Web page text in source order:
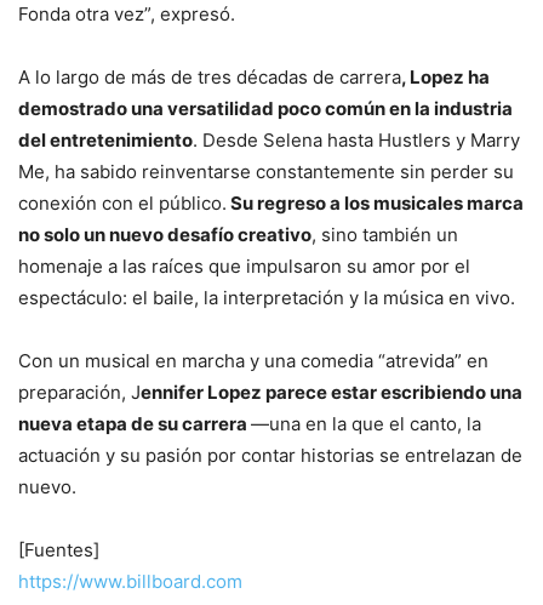
Fonda otra vez”, expresó.
A lo largo de más de tres décadas de carrera, Lopez ha
demostrado una versatilidad poco común en la industria
del entretenimiento. Desde Selena hasta Hustlers y Marry
Me, ha sabido reinventarse constantemente sin perder su
conexión con el público. Su regreso a los musicales marca
no solo un nuevo desafío creativo, sino también un
homenaje a las raíces que impulsaron su amor por el
espectáculo: el baile, la interpretación y la música en vivo.
Con un musical en marcha y una comedia “atrevida” en
preparación, Jennifer Lopez parece estar escribiendo una
nueva etapa de su carrera —una en la que el canto, la
actuación y su pasión por contar historias se entrelazan de
nuevo.
[Fuentes]
https://www.billboard.com